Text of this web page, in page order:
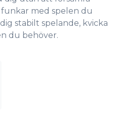
funkar med spelen du
stabilt spelande, kvicka
du behöver.